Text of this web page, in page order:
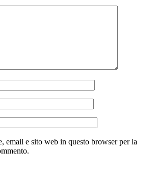
email e sito web in questo browser per la